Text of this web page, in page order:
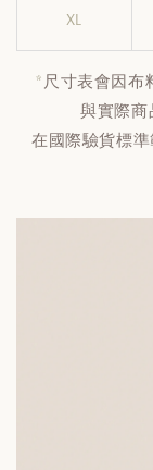
XL
* 尺寸表會因布
與實際商
在國際驗貨標